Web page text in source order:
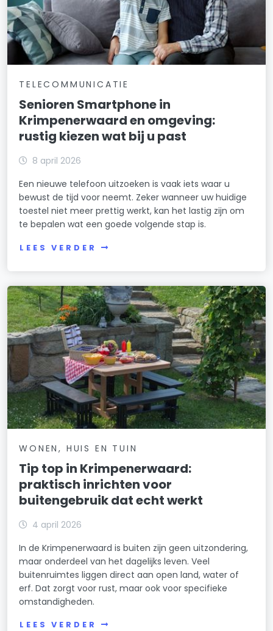
TELECOMMUNICATIE
Senioren Smartphone in
Krimpenerwaard en omgeving:
rustig kiezen wat bij u past
8 april 2026
Een nieuwe telefoon uitzoeken is vaak iets waar u
bewust de tijd voor neemt. Zeker wanneer uw huidige
toestel niet meer prettig werkt, kan het lastig zijn om
te bepalen wat een goede volgende stap is.
LEES VERDER
WONEN, HUIS EN TUIN
Tip top in Krimpenerwaard:
praktisch inrichten voor
buitengebruik dat echt werkt
4 april 2026
In de Krimpenerwaard is buiten zijn geen uitzondering,
maar onderdeel van het dagelijks leven. Veel
buitenruimtes liggen direct aan open land, water of
erf. Dat zorgt voor rust, maar ook voor specifieke
omstandigheden.
LEES VERDER